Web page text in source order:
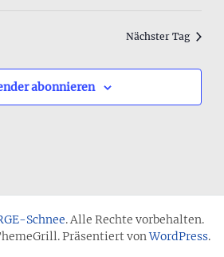
Nächster Tag
abonnieren
Schnee. Alle Rechte vorbehalten.
Präsentiert vonWordPress.